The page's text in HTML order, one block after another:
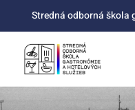
content
Stredná odborná škola